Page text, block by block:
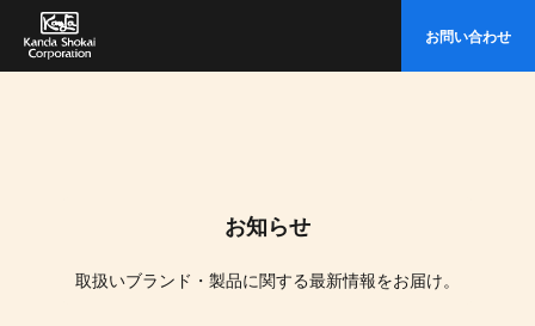
イ
ト
内
お問い合わせ
お知らせ
取扱いブランド・製品に関する最新情報をお届け。